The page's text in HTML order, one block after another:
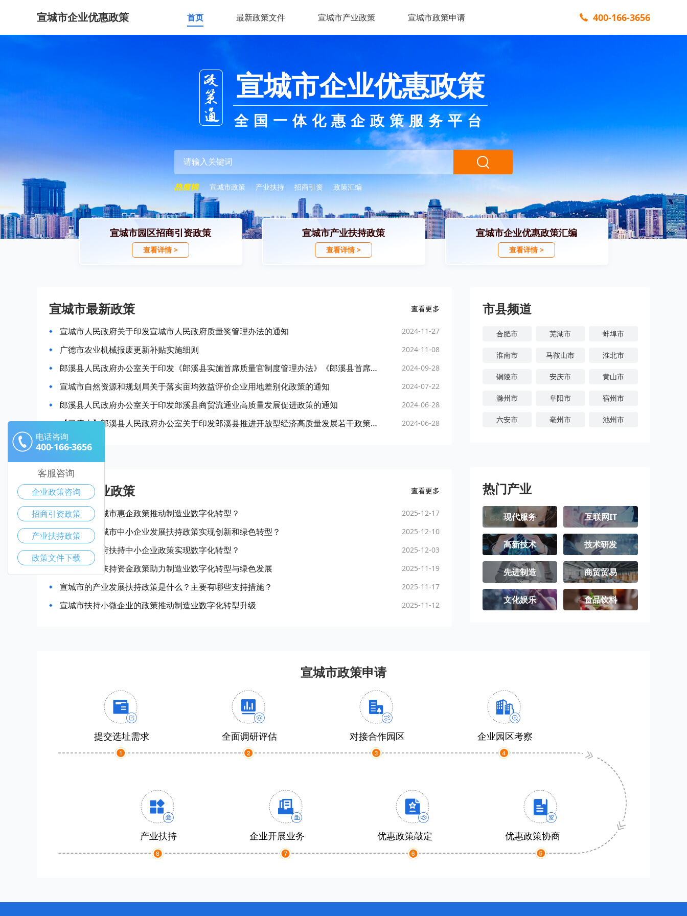
宣城市企业优惠政策 首页 最新政策文件 宣城市产业政策 宣城市政策申请 400-166-3656
宣城市企业优惠政策
全国一体化惠企政策服务平台
宣城市政策 产业扶持 招商引资 政策汇编
宣城市园区招商引资政策
查看详情 >
宣城市产业扶持政策
查看详情 >
宣城市企业优惠政策汇编
查看详情 >
宣城市最新政策 查看更多
宣城市人民政府关于印发宣城市人民政府质量奖管理办法的通知 2024-11-27
广德市农业机械报废更新补贴实施细则 2024-11-08
郎溪县人民政府办公室关于印发《郎溪县实施首席质量官制度管理办法》《郎溪县首席质量官评价实施方案》《郎溪县首席质量官纳入优秀人才管理的若干政策》的通知 2024-09-28
宣城市自然资源和规划局关于落实亩均效益评价企业用地差别化政策的通知 2024-07-22
郎溪县人民政府办公室关于印发郎溪县商贸流通业高质量发展促进政策的通知 2024-06-28
【已废止】郎溪县人民政府办公室关于印发郎溪县推进开放型经济高质量发展若干政策的通知 2024-06-28
宣城市产业政策 查看更多
如何利用宣城市惠企政策推动制造业数字化转型？ 2025-12-17
如何通过宣城市中小企业发展扶持政策实现创新和绿色转型？ 2025-12-10
如何借助政府扶持中小企业政策实现数字化转型？ 2025-12-03
宣城市企业扶持资金政策助力制造业数字化转型与绿色发展 2025-11-19
宣城市的产业发展扶持政策是什么？主要有哪些支持措施？ 2025-11-17
宣城市扶持小微企业的政策推动制造业数字化转型升级 2025-11-12
市县频道
合肥市 芜湖市 蚌埠市
淮南市 马鞍山市 淮北市
铜陵市 安庆市 黄山市
滁州市 阜阳市 宿州市
六安市 亳州市 池州市
热门产业
现代服务 互联网IT
高新技术 技术研发
先进制造 商贸贸易
文化娱乐 食品饮料
宣城市政策申请
提交选址需求 全面调研评估 对接合作园区 企业园区考察
产业扶持 企业开展业务 优惠政策敲定 优惠政策协商
电话咨询
400-166-3656
客服咨询
企业政策咨询
招商引资政策
产业扶持政策
政策文件下载